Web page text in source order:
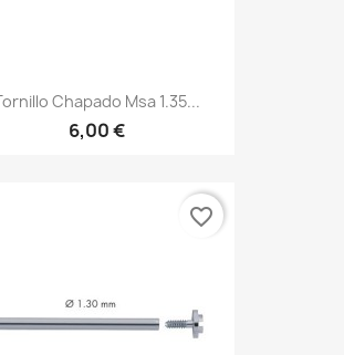
Chapado Msa 1.35...
6,00 €
favorite_border